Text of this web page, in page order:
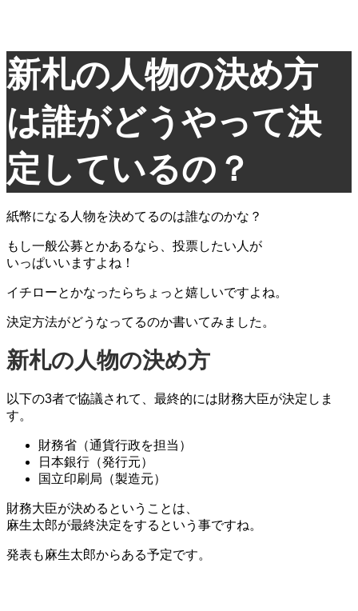
新札の人物の決め方
は誰がどうやって決
定しているの？
紙幣になる人物を決めてるのは誰なのかな？
もし一般公募とかあるなら、投票したい人が
いっぱいいますよね！
イチローとかなったらちょっと嬉しいですよね。
決定方法がどうなってるのか書いてみました。
新札の人物の決め方
以下の3者で協議されて、 最終的には財務大臣が決定しま
す。
財務省（通貨行政を担当）
日本銀行（発行元）
国立印刷局（製造元）
財務大臣が決める ということは、
麻生太郎が最終決定をするという事ですね。
発表も麻生太郎からある予定です。